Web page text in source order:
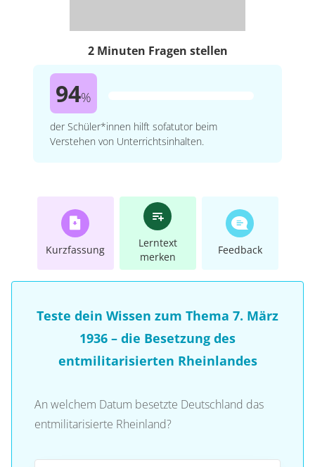
2 Minuten Fragen stellen
94%
der Schüler*innen hilft sofatutor beim
Verstehen von Unterrichtsinhalten.
Kurzfassung
Lerntext
merken
Feedback
Teste dein Wissen zum Thema 7. März
1936 – die Besetzung des
entmilitarisierten Rheinlandes
An welchem Datum besetzte Deutschland das
entmilitarisierte Rheinland?